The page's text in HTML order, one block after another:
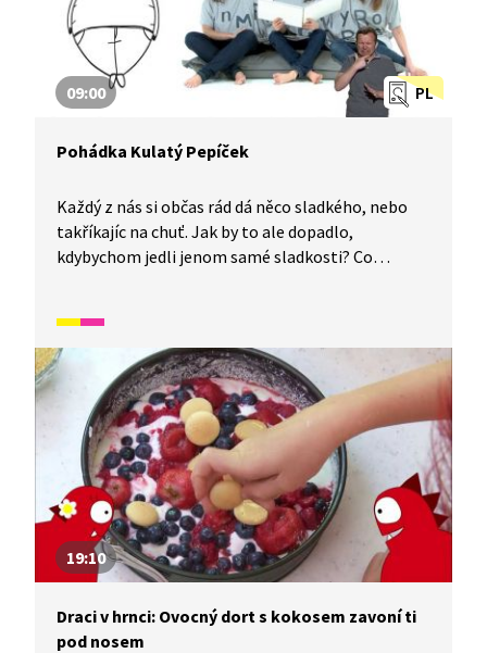
PL
09:00
Pohádka Kulatý Pepíček
Každý z nás si občas rád dá něco sladkého, nebo
takříkajíc na chuť. Jak by to ale dopadlo,
kdybychom jedli jenom samé sladkosti? Co
protože už to za nás vyzkoušel Pepík Coufal. A jak
to s ním dopadlo? Inu podívejte se sami. Příběh je
simultánně tlumočen do znakového jazyka.
19:10
Draci v hrnci: Ovocný dort s kokosem zavoní ti
pod nosem